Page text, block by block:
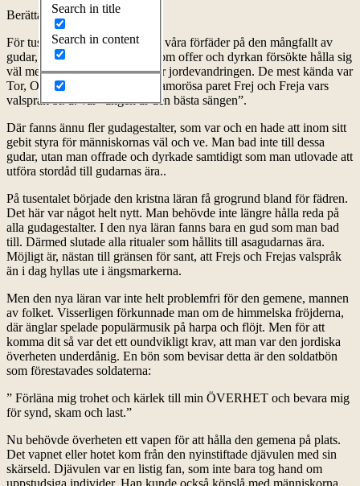
Search in title
Search in content
Berättat av Nisse Sjöberth
För tusen år sedan förlitade sig våra förfäder på den mångfallt av
gudar, asagudar, som man genom offer och dyrkan försökte hålla sig
väl med för sin framgång under jordevandringen. De mest kända var
Tor, Odin Ull, Vi och så det glamorösa paret Frej och Freja vars
valspråk bl. a. var ”ängen är den bästa sängen”.
Där fanns ännu fler gudagestalter, som var och en hade att inom sitt
gebit styra för människornas väl och ve. Man bad inte till dessa
gudar, utan man offrade och dyrkade samtidigt som man utlovade att
utföra stordåd till gudarnas ära..
På tusentalet började den kristna läran få grogrund bland för fädren.
Det här var något helt nytt. Man behövde inte längre hålla reda på
alla gudagestalter. I den nya läran fanns bara en gud som man bad
till. Därmed slutade alla ritualer som hållits till asagudarnas ära.
Möjligt är, nästan till gränsen för sant, att Frejs och Frejas valspråk
än i dag hyllas ute i ängsmarkerna.
Men den nya läran var inte helt problemfri för den gemene, mannen
av folket. Visserligen förkunnade man om de himmelska fröjderna,
där änglar spelade populärmusik på harpa och flöjt. Men för att
komma dit så var det ett oundvikligt krav, att man var den jordiska
överheten underdånig. En bön som bevisar detta är den soldatbön
som förestavades soldaterna:
” Förläna mig trohet och kärlek till min ÖVERHET och bevara mig
för synd, skam och last.”
Nu behövde överheten ett vapen för att hålla den gemena på plats.
Det vapnet eller hotet kom från den nyinstiftade djävulen med sin
skärseld. Djävulen var en listig fan, som inte bara tog hand om
uppstudsiga individer. Han kunde också köpslå med människorna